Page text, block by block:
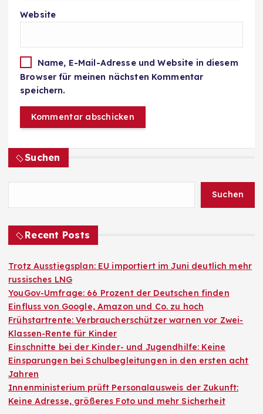
Website
Name, E-Mail-Adresse und Website in diesem
Browser für meinen nächsten Kommentar
speichern.
Suchen
Suchen
Recent Posts
Trotz Ausstiegsplan: EU importiert im Juni deutlich mehr
russisches LNG
YouGov-Umfrage: 66 Prozent der Deutschen finden
Einfluss von Google, Amazon und Co. zu hoch
Frühstartrente: Verbraucherschützer warnen vor Zwei-
Klassen-Rente für Kinder
Einschnitte bei der Kinder- und Jugendhilfe: Keine
Einsparungen bei Schulbegleitungen in den ersten acht
Jahren
Innenministerium prüft Personalausweis der Zukunft:
Keine Adresse, größeres Foto und mehr Sicherheit